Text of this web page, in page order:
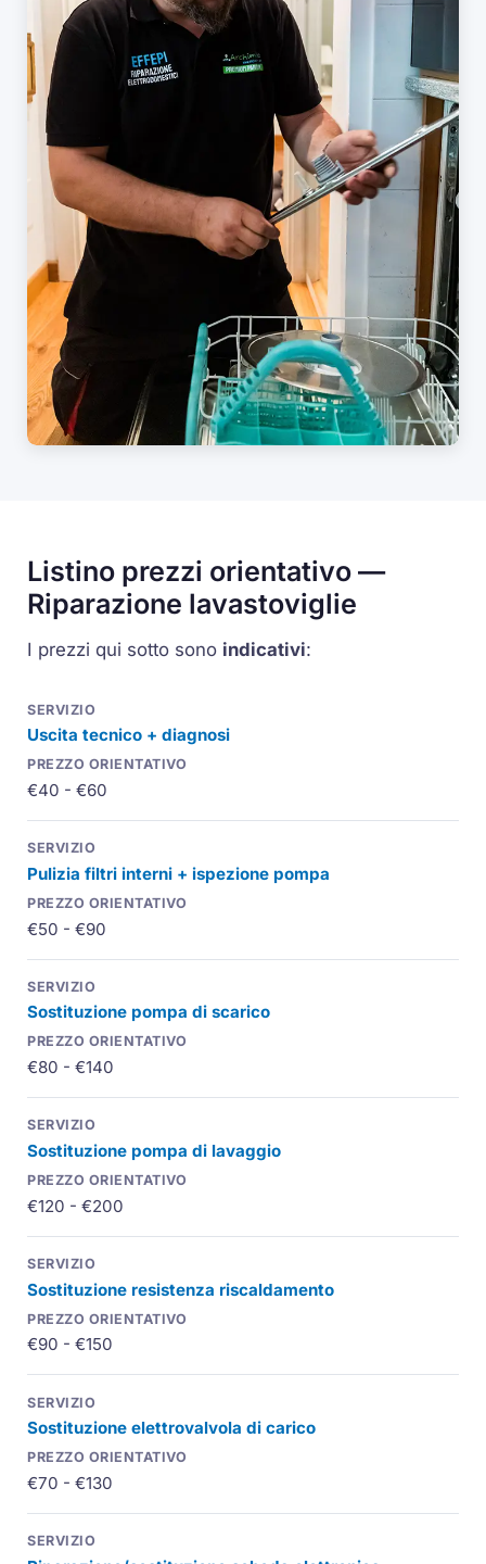
Listino prezzi orientativo —
Riparazione lavastoviglie
I prezzi qui sotto sono indicativi:
Uscita tecnico + diagnosi
€40 - €60
Pulizia filtri interni + ispezione pompa
€50 - €90
Sostituzione pompa di scarico
€80 - €140
Sostituzione pompa di lavaggio
€120 - €200
Sostituzione resistenza riscaldamento
€90 - €150
Sostituzione elettrovalvola di carico
€70 - €130